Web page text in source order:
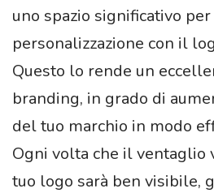
uno spazio significativo
personalizzazione con il
Questo lo rende un
branding, in grado di
del tuo marchio in modo
Ogni volta che il ventaglio
tuo logo sarà ben visibile,